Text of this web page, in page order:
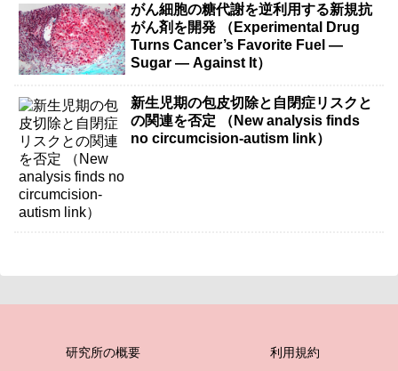
がん細胞の糖代謝を逆利用する新規抗
がん剤を開発 （Experimental Drug
Turns Cancer’s Favorite Fuel —
Sugar — Against It）
新生児期の包皮切除と自閉症リスクと
の関連を否定 （New analysis finds
no circumcision-autism link）
研究所の概要 利用規約